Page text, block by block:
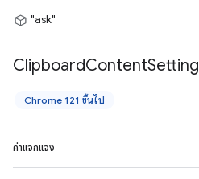
"ask"
ClipboardContentSetting
Chrome 121 ขึ้นไป
ค่าแจกแจง